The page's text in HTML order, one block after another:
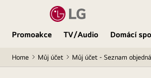
Promoakce TV/Audio Domácí
Home Můj účet Můj účet - Seznam